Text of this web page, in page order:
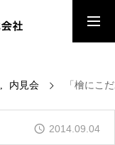
内見会 「檜にこ
2014.09.04